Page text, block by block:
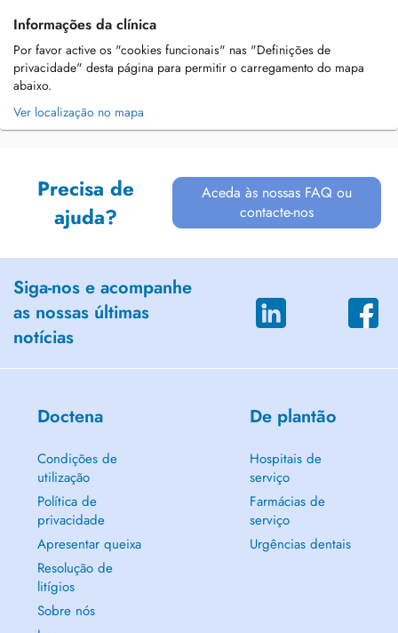
Informações da clínica
Por favor active os "cookies funcionais" nas "Definições de
privacidade" desta página para permitir o carregamento do mapa
abaixo.
Ver localização no mapa
Precisa de
ajuda?
Aceda às nossas FAQ ou
contacte-nos
Siga-nos e acompanhe
as nossas últimas
notícias
Doctena
Condições de
utilização
Política de
privacidade
Apresentar queixa
Resolução de
litígios
Sobre nós
De plantão
Hospitais de
serviço
Farmácias de
serviço
Urgências dentais